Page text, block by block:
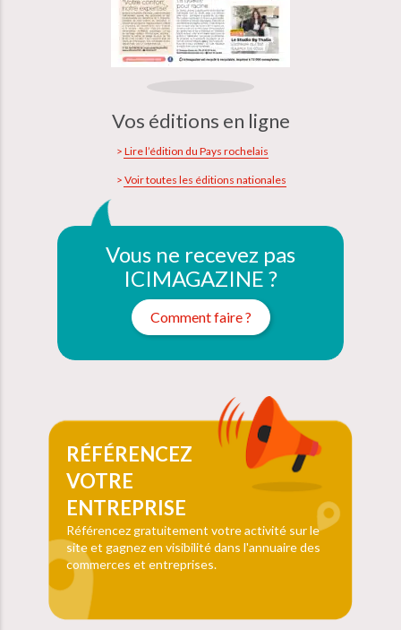
Vos éditions en ligne
Lire l’édition du Pays rochelais
Voir toutes les éditions nationales
Vous ne recevez pas
ICIMAGAZINE ?
Comment faire ?
RÉFÉRENCEZ
VOTRE
ENTREPRISE
Référencez gratuitement votre activité sur le
site et gagnez en visibilité dans l'annuaire des
commerces et entreprises.